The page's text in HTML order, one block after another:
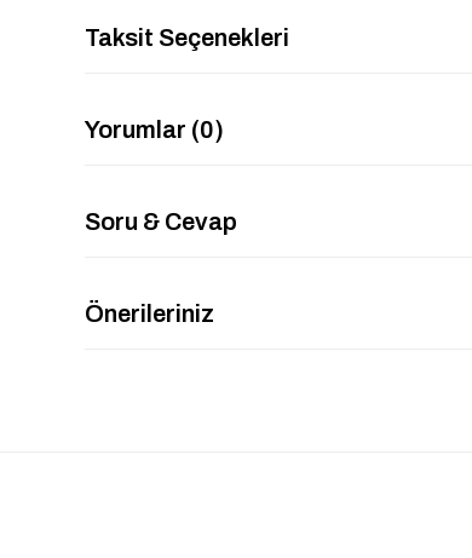
Taksit Seçenekleri
Yorumlar (0)
Soru & Cevap
Önerileriniz